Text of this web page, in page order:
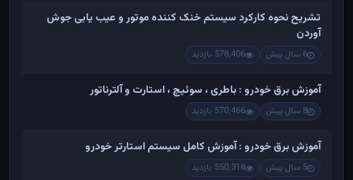
تشریح نحوه کارکرد سیستم خنک کننده موتور و عیب یابی جوش
آوردن
6 سال پیش 578,406 بازدید
آموزش برق خودرو : باطری ، سوئیچ ، استارت و آلترناتور
8 سال پیش 570,466 بازدید
آموزش برق خودرو : آموزش کامل سیستم استارتر خودرو
5 سال پیش 550,318 بازدید